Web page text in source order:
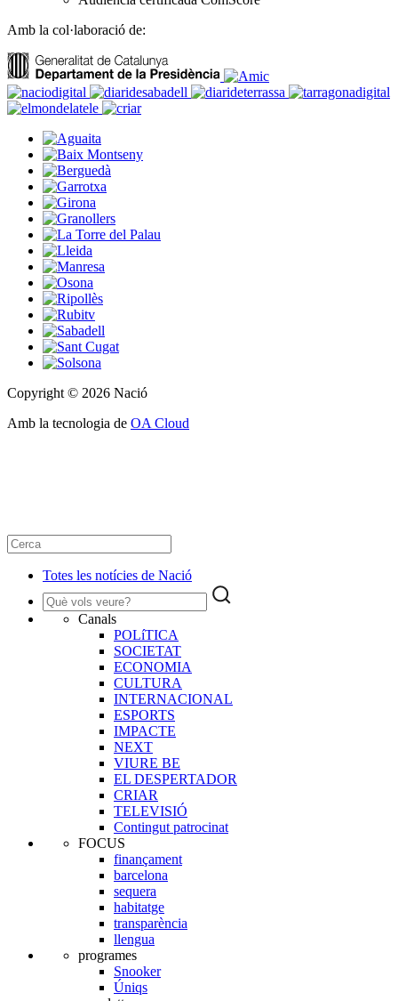
Amb la col·laboració de:
Copyright © 2026 Nació
Amb la tecnologia de OA Cloud
Totes les notícies de Nació
Canals
POLíTICA
SOCIETAT
ECONOMIA
CULTURA
INTERNACIONAL
ESPORTS
IMPACTE
NEXT
VIURE BE
EL DESPERTADOR
CRIAR
TELEVISIÓ
Contingut patrocinat
FOCUS
finançament
barcelona
sequera
habitatge
transparència
llengua
programes
Snooker
Úniqs